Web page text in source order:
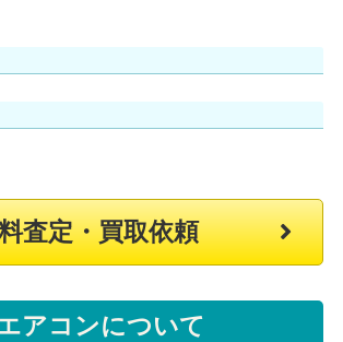
査定・買取依頼
アコンについて